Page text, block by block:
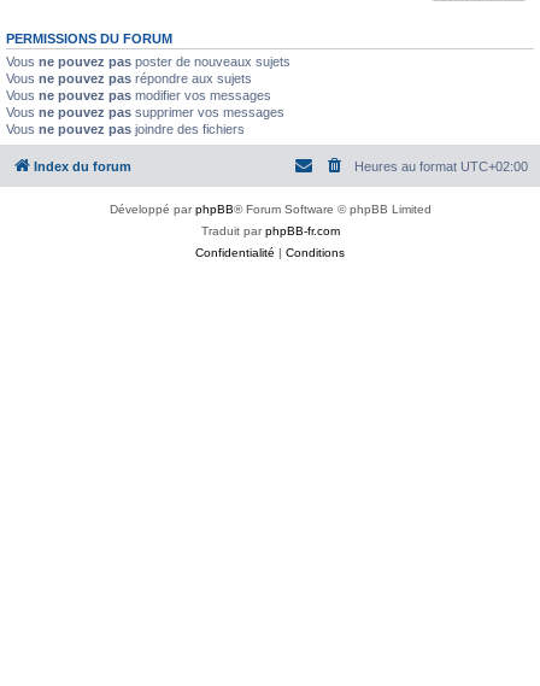
PERMISSIONS DU FORUM
Vous ne pouvez pas poster de nouveaux sujets
Vous ne pouvez pas répondre aux sujets
Vous ne pouvez pas modifier vos messages
Vous ne pouvez pas supprimer vos messages
Vous ne pouvez pas joindre des fichiers
Index du forum Heures au format UTC+02:00
Développé parphpBB® Forum Software © phpBB Limited
Traduit parphpBB-fr.com
Confidentialité | Conditions